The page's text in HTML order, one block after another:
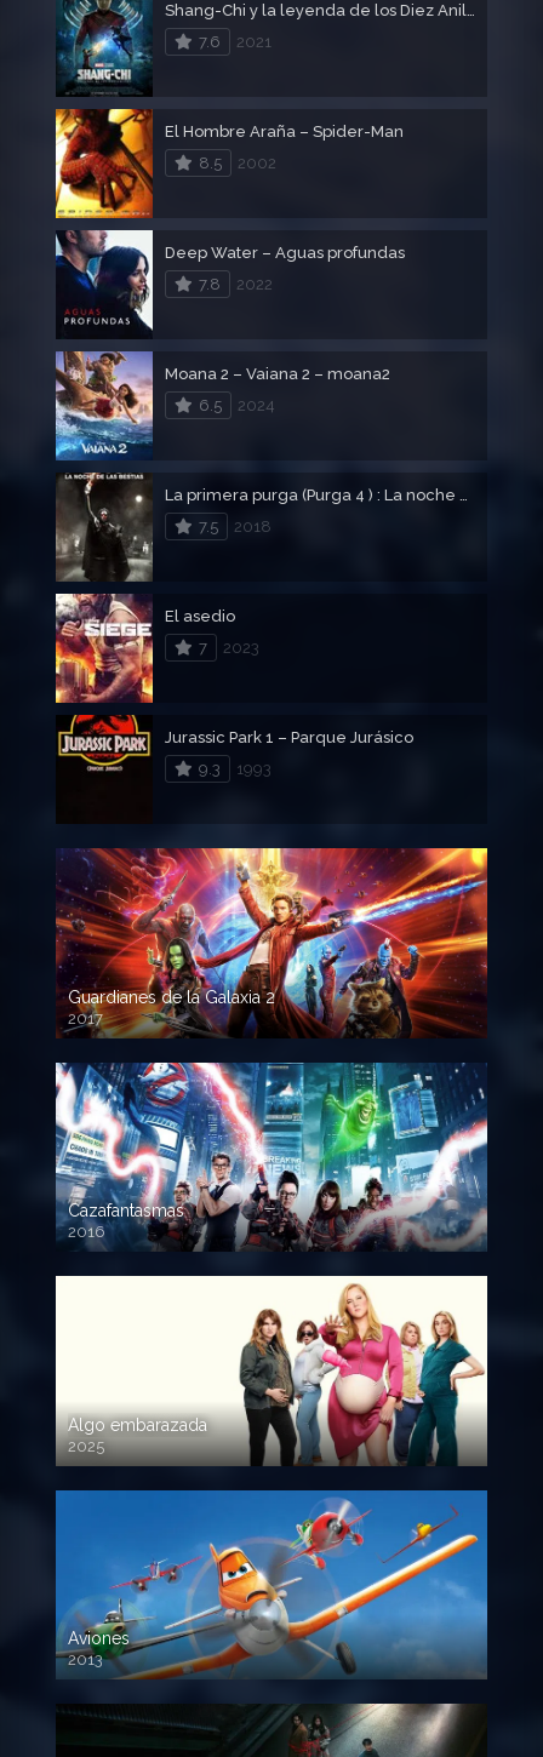
Shang-Chi y la leyenda de los Diez Anillos
7.6
2021
El Hombre Araña – Spider-Man
8.5
2002
Deep Water – Aguas profundas
7.8
2022
Moana 2 – Vaiana 2 – moana2
6.5
2024
La primera purga (Purga 4 ) : La noche de las bestias
7.5
2018
El asedio
7
2023
Jurassic Park 1 – Parque Jurásico
9.3
1993
Guardianes de la Galaxia 2
2017
720p HD
Cazafantasmas
2016
720p HD
Algo embarazada
2025
720p HD
Aviones
2013
720 HD